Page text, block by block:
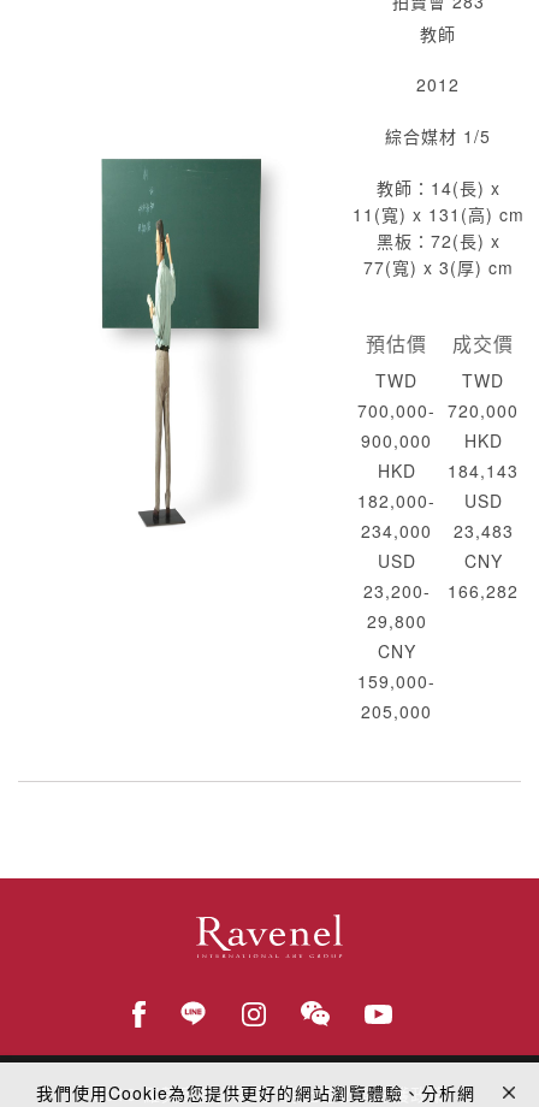
教師
2012
綜合媒材 1/5
教師：14(長) x
11(寬) x 131(高) cm
黑板：72(長) x
77(寬) x 3(厚) cm
預估價
TWD
700,000-
900,000
HKD
182,000-
234,000
USD
23,200-
29,800
CNY
159,000-
205,000
成交價
TWD
720,000
HKD
184,143
USD
23,483
CNY
166,282
© 2018羅芙奧藝術集團 線上隱私權保護政策
我們使用Cookie為您提供更好的網站瀏覽體驗、分析網